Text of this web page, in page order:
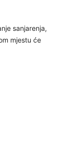
sanjarenja,
mjestu će